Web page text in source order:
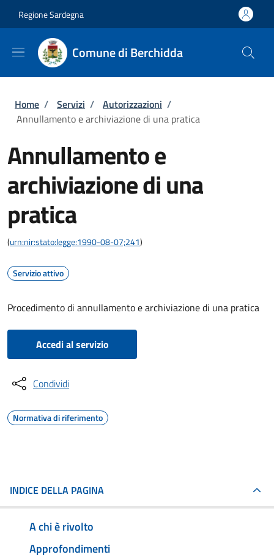
Regione Sardegna
Comune di Berchidda
Briciole di pane
Home / Servizi / Autorizzazioni /
Annullamento e archiviazione di una pratica
Annullamento e
archiviazione di una
pratica
(urn:nir:stato:legge:1990-08-07;241)
Servizio attivo
Procedimento di annullamento e archiviazione di una pratica
Accedi al servizio
Condividi
Normativa di riferimento
INDICE DELLA PAGINA
A chi è rivolto
Approfondimenti